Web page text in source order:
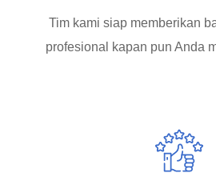
Tim kami siap memberikan
profesional kapan pun Anda